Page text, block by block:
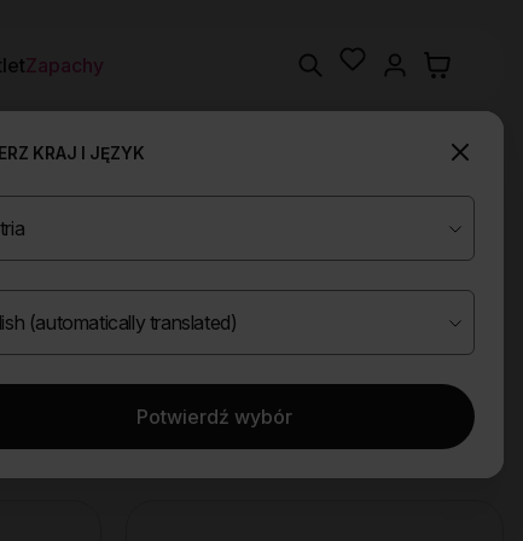
KRAJ I JĘZYK
Potwierdź wybór
Zapachy SearchWishlist